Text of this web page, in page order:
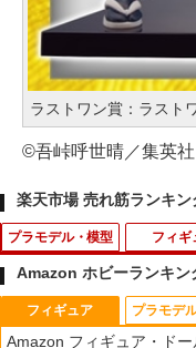
ラストワン賞：ラスト
©吾峠呼世晴／集英
楽天市場 売れ筋ランキン
プラモデル・模型
1
フィギ
1
1
Amazon ホビーランキン
フィギュア
Amazon フィギュア・ド
プラモデ